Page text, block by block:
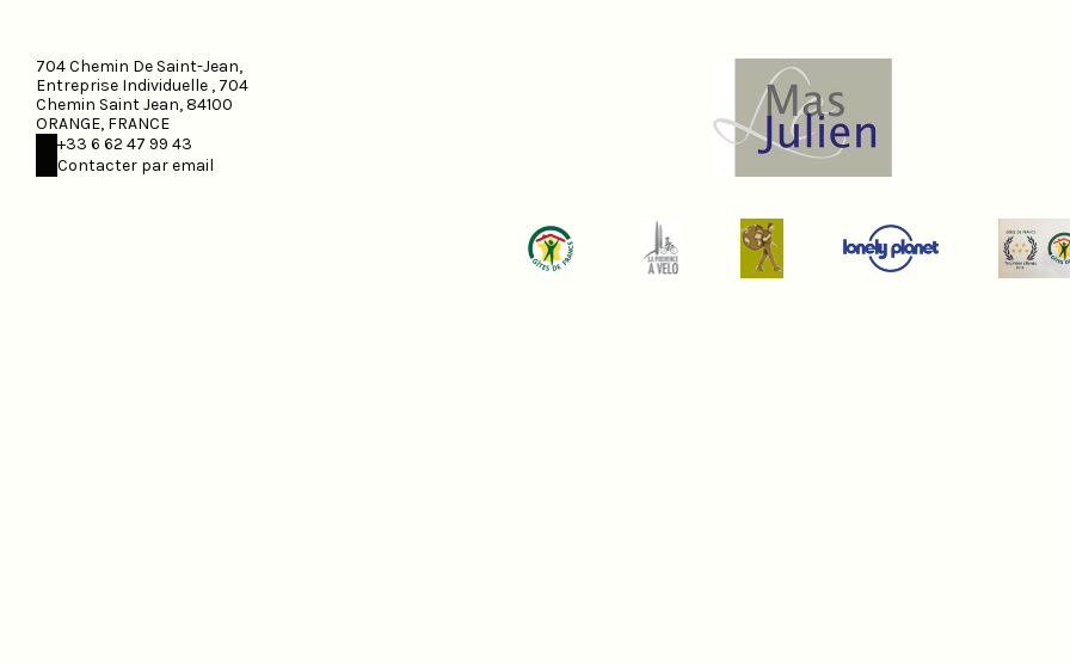
704 Chemin De Saint-Jean,
Entreprise Individuelle , 704
Chemin Saint Jean, 84100
ORANGE, FRANCE
+33 6 62 47 99 43
Contacter par email